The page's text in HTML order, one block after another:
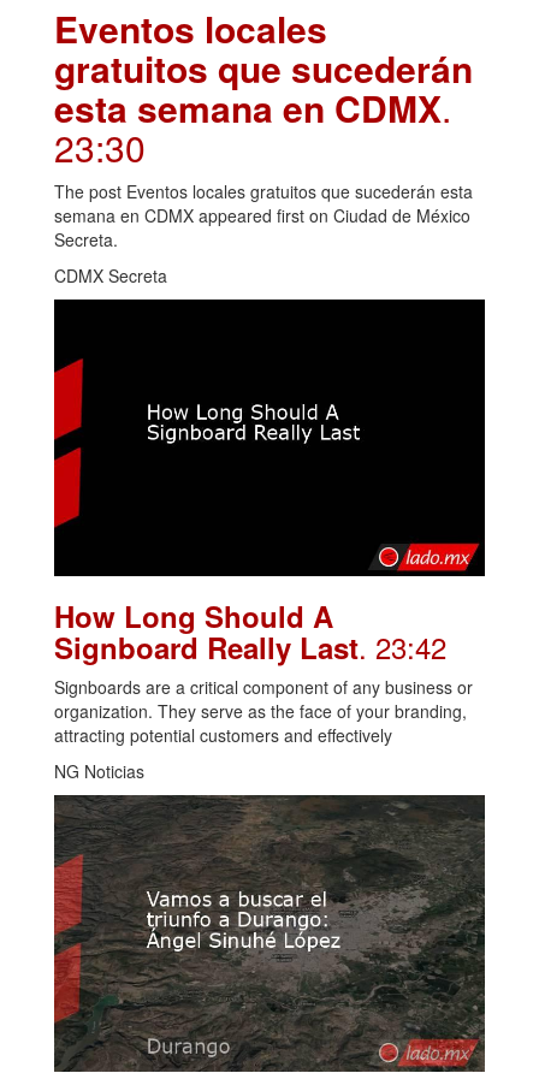
Eventos locales
gratuitos que sucederán
esta semana en CDMX.
23:30
The post Eventos locales gratuitos que sucederán esta
semana en CDMX appeared first on Ciudad de México
Secreta.
CDMX Secreta
How Long Should A
Signboard Really Last. 23:42
Signboards are a critical component of any business or
organization. They serve as the face of your branding,
attracting potential customers and effectively
NG Noticias